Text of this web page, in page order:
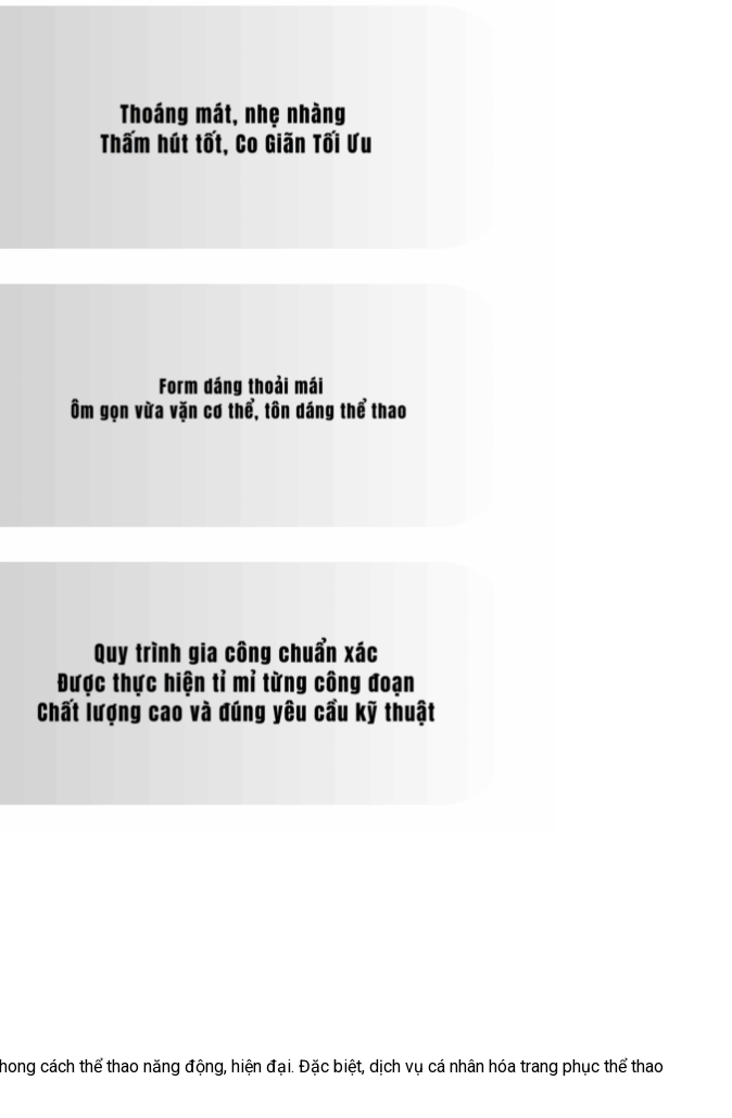
cách thể thao năng động, hiện đại. Đặc biệt, dịch vụ cá nhân hóa trang phục thể thao